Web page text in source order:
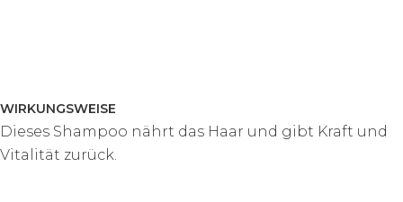
WIRKUNGSWEISE
Dieses Shampoo nährt das Haar und gibt Kraft und
Vitalität zurück.